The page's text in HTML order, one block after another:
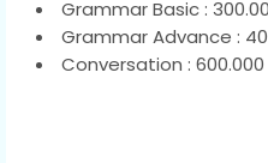
Grammar Basic :
Grammar Advance :
Conversation : 600.000